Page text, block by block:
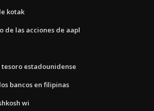
kotak
de las acciones de aapl
estadounidense
bancos en filipinas
wi